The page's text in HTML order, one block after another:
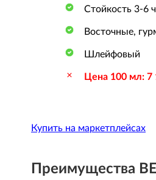
Стойкость 3-6
Восточные,
Шлейфовый
Цена 100 мл: 7
Купить на маркетплейсах
Преимущества